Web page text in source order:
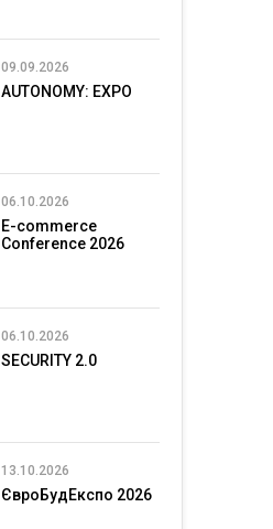
09.09.2026
AUTONOMY: EXPO
06.10.2026
E-commerce
Conference 2026
06.10.2026
SECURITY 2.0
13.10.2026
ЄвроБудЕкспо 2026